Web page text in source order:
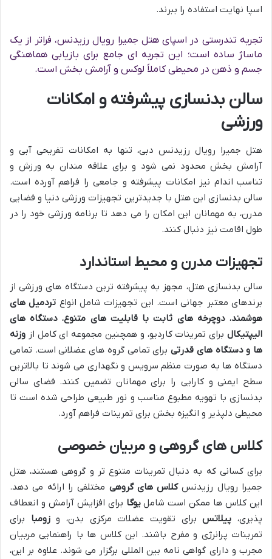
اسپا نهایت استفاده را ببرند.
تجربه تندرستی در اسپای هتل جمیرا رویال رزیدنس، فراتر از یک
ماساژ ساده است؛ این تجربه ای جامع برای بازیابی هماهنگی
جسم و ذهن در محیطی کاملاً لوکس و آرامش بخش است.
سالن بدنسازی پیشرفته و امکانات
ورزشی
هتل جمیرا رویال رزیدنس دبی، تنها به امکانات تفریحی آبی و
آرامش بخش محدود نمی شود و برای علاقه مندان به ورزش و
تناسب اندام نیز امکانات پیشرفته و جامعی را فراهم آورده است.
سالن بدنسازی این هتل با جدیدترین تجهیزات ورزشی دنیا و فضایی
مدرن، به مهمانان این امکان را می دهد تا برنامه ورزشی خود را در
طول اقامت نیز دنبال کنند.
تجهیزات مدرن و محیط استاندارد
سالن بدنسازی هتل، مجهز به پیشرفته ترین دستگاه های ورزشی از
برندهای معتبر جهانی است. این تجهیزات شامل انواع تردمیل های
هوشمند،دوچرخه های ثابت با قابلیت های متنوع، دستگاه های
الیپتیکال برای تمرینات کاردیو، و همچنین مجموعه ای کامل از وزنه
ها و دستگاه های قدرتیبرای تمامی گروه های عضلانی است. تمامی
دستگاه ها به صورت منظم سرویس و نگهداری می شوند تا بالاترین
سطح ایمنی و کارایی را برای مهمانان تضمین کنند. فضای سالن
بدنسازی با تهویه مطبوع مناسب و نور طبیعی طراحی شده است تا
محیطی دلپذیر و انگیزه بخش برای تمرینات فراهم آورد.
کلاس های گروهی و مربیان خصوصی
برای کسانی که به دنبال تمرینات متنوع تر و گروهی هستند، هتل
جمیرا رویال رزیدنسکلاس های گروهی مختلفی را ارائه می دهد.
این کلاس ها ممکن است شاملیوگا برای افزایش آرامش و انعطاف
پذیری، پیلاتسبرای تقویت عضلات مرکزی بدن، وزومبا برای
تمرینات پرانرژی و مفرح باشند. این کلاس ها با راهنمایی مربیان
مجرب و دارای گواهی نامه بین المللی برگزار می شوند. علاوه بر این،